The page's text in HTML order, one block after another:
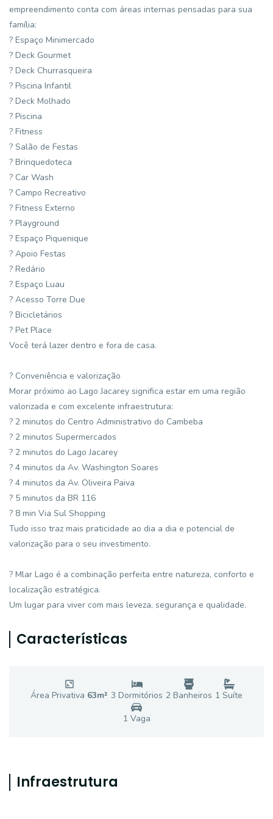
empreendimento conta com áreas internas pensadas para sua
família:
? Espaço Minimercado
? Deck Gourmet
? Deck Churrasqueira
? Piscina Infantil
? Deck Molhado
? Piscina
? Fitness
? Salão de Festas
? Brinquedoteca
? Car Wash
? Campo Recreativo
? Fitness Externo
? Playground
? Espaço Piquenique
? Apoio Festas
? Redário
? Espaço Luau
? Acesso Torre Due
? Bicicletários
? Pet Place
Você terá lazer dentro e fora de casa.
? Conveniência e valorização
Morar próximo ao Lago Jacarey significa estar em uma região
valorizada e com excelente infraestrutura:
? 2 minutos do Centro Administrativo do Cambeba
? 2 minutos Supermercados
? 2 minutos do Lago Jacarey
? 4 minutos da Av. Washington Soares
? 4 minutos da Av. Oliveira Paiva
? 5 minutos da BR 116
? 8 min Via Sul Shopping
Tudo isso traz mais praticidade ao dia a dia e potencial de
valorização para o seu investimento.
? Mlar Lago é a combinação perfeita entre natureza, conforto e
localização estratégica.
Um lugar para viver com mais leveza, segurança e qualidade.
Características
Área Privativa 63m² 3 Dormitórios 2 Banheiros 1 Suíte
1 Vaga
Infraestrutura